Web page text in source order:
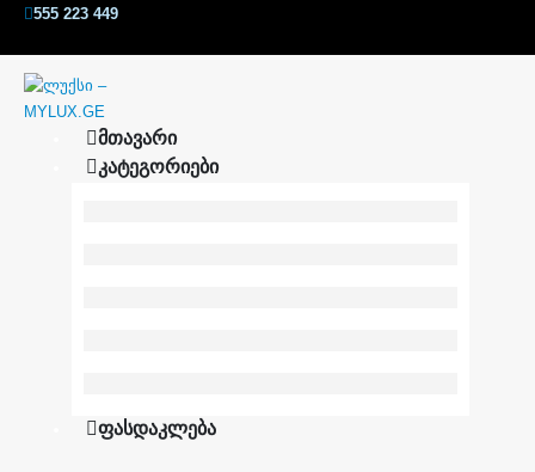
555 223 449
ᲛᲗᲐᲕᲐᲠᲘ
ᲙᲐᲢᲔᲒᲝᲠᲘᲔᲑᲘ
ᲤᲐᲡᲓᲐᲙᲚᲔᲑᲐ